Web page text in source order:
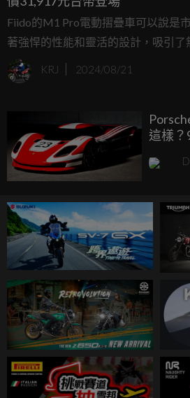
Fiido的M1 Pro電動摺疊車可以說是
著強悍的性能和靈活的設計，吸引
2024年，這款暢銷車型迎來了全面
性、便利性和安全性。
KRJ 2024/08/21
這樣？